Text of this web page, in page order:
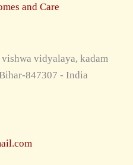
and Care
vidyalaya, kadam
847307 - India